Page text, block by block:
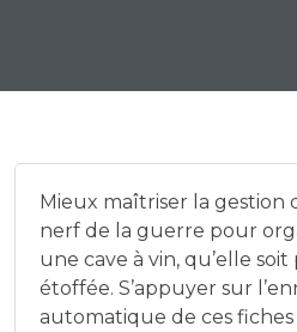
Mieux maîtriser la gestion
nerf de la guerre pour
une cave à vin, qu’elle
étoffée. S’appuyer sur
automatique de ces